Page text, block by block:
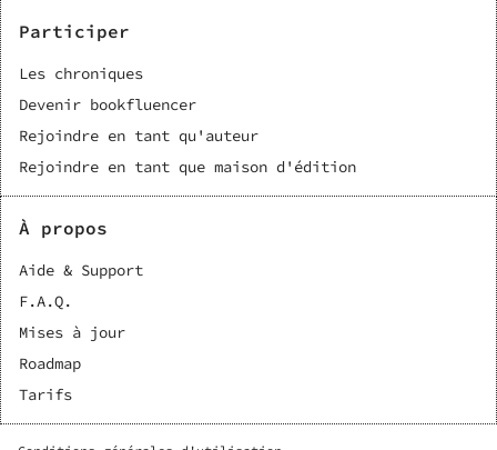
Participer
Les chroniques
Devenir bookfluencer
Rejoindre en tant qu'auteur
Rejoindre en tant que maison d'édition
À propos
Aide & Support
F.A.Q.
Mises à jour
Roadmap
Tarifs